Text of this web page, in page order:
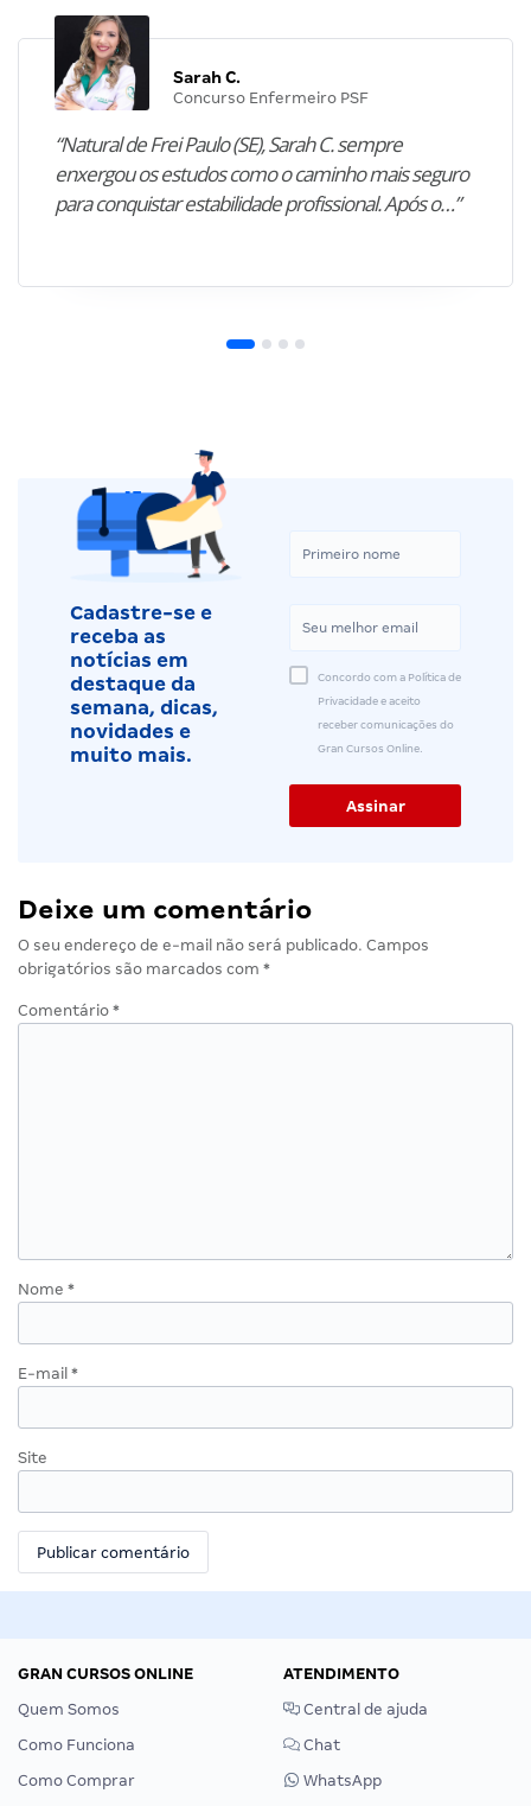
Sarah C.
Concurso Enfermeiro PSF
“Natural de Frei Paulo (SE), Sarah C. sempre
enxergou os estudos como o caminho mais seguro
para conquistar estabilidade profissional. Após o…”
Cadastre-se e
receba as
notícias em
destaque da
semana, dicas,
novidades e
muito mais.
Concordo com a Política de
Privacidade e aceito
receber comunicações do
Gran Cursos Online.
Deixe um comentário
O seu endereço de e-mail não será publicado. Campos
obrigatórios são marcados com *
Comentário *
Nome *
E-mail *
Site
GRAN CURSOS ONLINE
Quem Somos
Como Funciona
Como Comprar
ATENDIMENTO
Central de ajuda
Chat
WhatsApp